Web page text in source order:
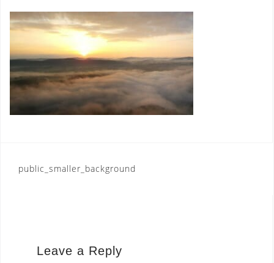
Post
public_smaller_background
Leave a Reply